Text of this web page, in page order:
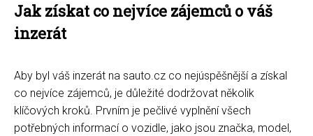
Jak získat co nejvíce zájemců o váš
inzerát
Aby byl váš inzerát na sauto.cz co nejúspěšnější a získal
co nejvíce zájemců, je důležité dodržovat několik
klíčových kroků. Prvním je pečlivé vyplnění všech
potřebných informací o vozidle, jako jsou značka, model,